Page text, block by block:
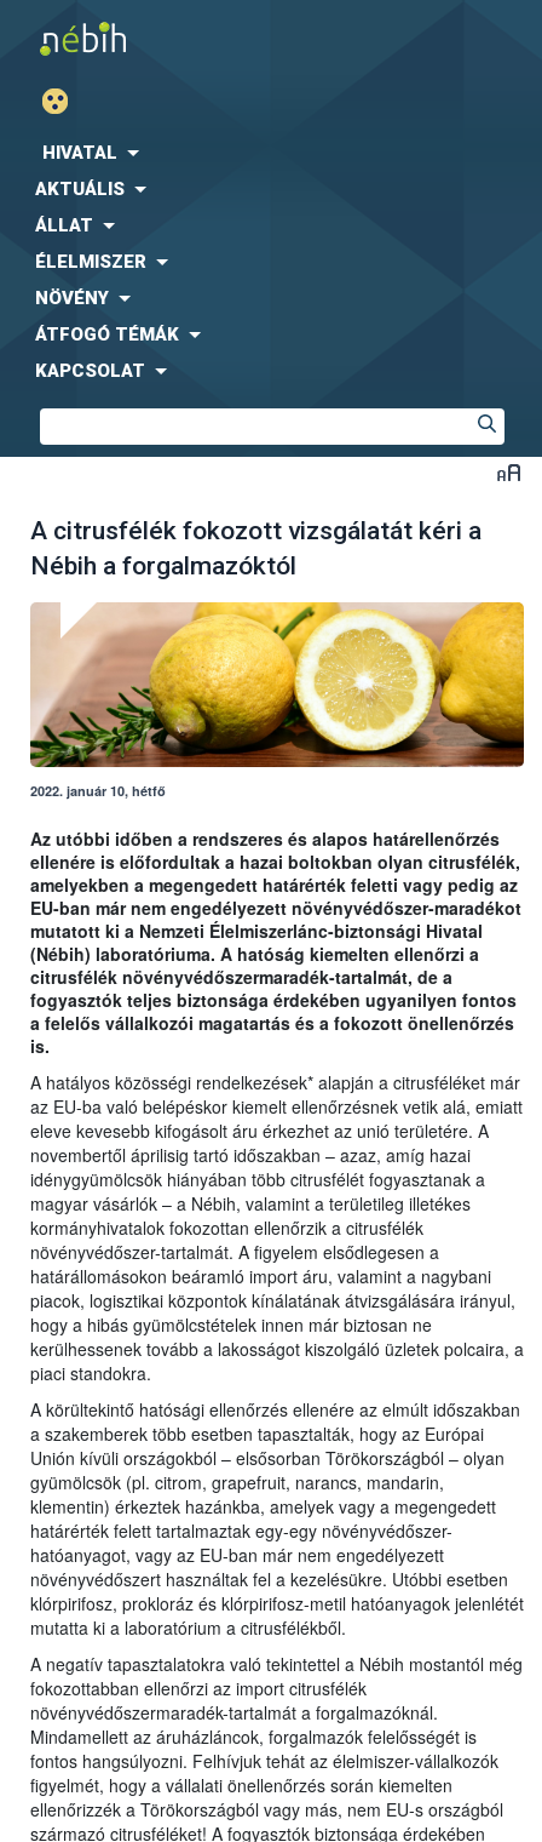
HIVATAL
AKTUÁLIS
ÁLLAT
ÉLELMISZER
NÖVÉNY
ÁTFOGÓ TÉMÁK
KAPCSOLAT
A citrusfélék fokozott vizsgálatát kéri a
Nébih a forgalmazóktól
2022. január 10, hétfő
Az utóbbi időben a rendszeres és alapos határellenőrzés
ellenére is előfordultak a hazai boltokban olyan citrusfélék,
amelyekben a megengedett határérték feletti vagy pedig az
EU-ban már nem engedélyezett növényvédőszer-maradékot
mutatott ki a Nemzeti Élelmiszerlánc-biztonsági Hivatal
(Nébih) laboratóriuma. A hatóság kiemelten ellenőrzi a
citrusfélék növényvédőszermaradék-tartalmát, de a
fogyasztók teljes biztonsága érdekében ugyanilyen fontos
a felelős vállalkozói magatartás és a fokozott önellenőrzés
is.
A hatályos közösségi rendelkezések* alapján a citrusféléket már
az EU-ba való belépéskor kiemelt ellenőrzésnek vetik alá, emiatt
eleve kevesebb kifogásolt áru érkezhet az unió területére. A
novembertől áprilisig tartó időszakban – azaz, amíg hazai
idénygyümölcsök hiányában több citrusfélét fogyasztanak a
magyar vásárlók – a Nébih, valamint a területileg illetékes
kormányhivatalok fokozottan ellenőrzik a citrusfélék
növényvédőszer-tartalmát. A figyelem elsődlegesen a
határállomásokon beáramló import áru, valamint a nagybani
piacok, logisztikai központok kínálatának átvizsgálására irányul,
hogy a hibás gyümölcstételek innen már biztosan ne
kerülhessenek tovább a lakosságot kiszolgáló üzletek polcaira, a
piaci standokra.
A körültekintő hatósági ellenőrzés ellenére az elmúlt időszakban
a szakemberek több esetben tapasztalták, hogy az Európai
Unión kívüli országokból – elsősorban Törökországból – olyan
gyümölcsök (pl. citrom, grapefruit, narancs, mandarin,
klementin) érkeztek hazánkba, amelyek vagy a megengedett
határérték felett tartalmaztak egy-egy növényvédőszer-
hatóanyagot, vagy az EU-ban már nem engedélyezett
növényvédőszert használtak fel a kezelésükre. Utóbbi esetben
klórpirifosz, prokloráz és klórpirifosz-metil hatóanyagok jelenlétét
mutatta ki a laboratórium a citrusfélékből.
A negatív tapasztalatokra való tekintettel a Nébih mostantól még
fokozottabban ellenőrzi az import citrusfélék
növényvédőszermaradék-tartalmát a forgalmazóknál.
Mindamellett az áruházláncok, forgalmazók felelősségét is
fontos hangsúlyozni. Felhívjuk tehát az élelmiszer-vállalkozók
figyelmét, hogy a vállalati önellenőrzés során kiemelten
ellenőrizzék a Törökországból vagy más, nem EU-s országból
származó citrusféléket! A fogyasztók biztonsága érdekében